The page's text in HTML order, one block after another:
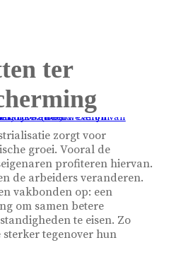
ter
zorgt voor
groei. Vooral de
profiteren hiervan.
de arbeiders veranderen.
vakbonden op: een
om samen betere
te eisen. Zo
sterker tegenover hun